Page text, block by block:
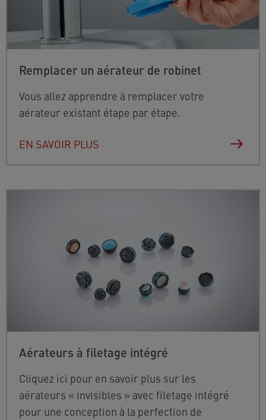
Remplacer un aérateur de robinet
Vous allez apprendre à remplacer votre
aérateur existant étape par étape.
EN SAVOIR PLUS
Aérateurs à filetage intégré
Cliquez ici pour en savoir plus sur les
aérateurs « invisibles » avec filetage intégré
pour une conception à la perfection de